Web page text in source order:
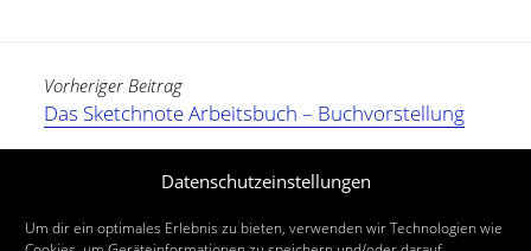
Datenschutzeinstellungen
Um dir ein optimales Erlebnis zu bieten, verwenden wir Technologien wie
Vorheriger Beitrag
Das Sketchnote Arbeitsbuch – Buchvorstellung
Nächster Beitrag
Sketchnote Starthilfe – Neue Bilderwelten